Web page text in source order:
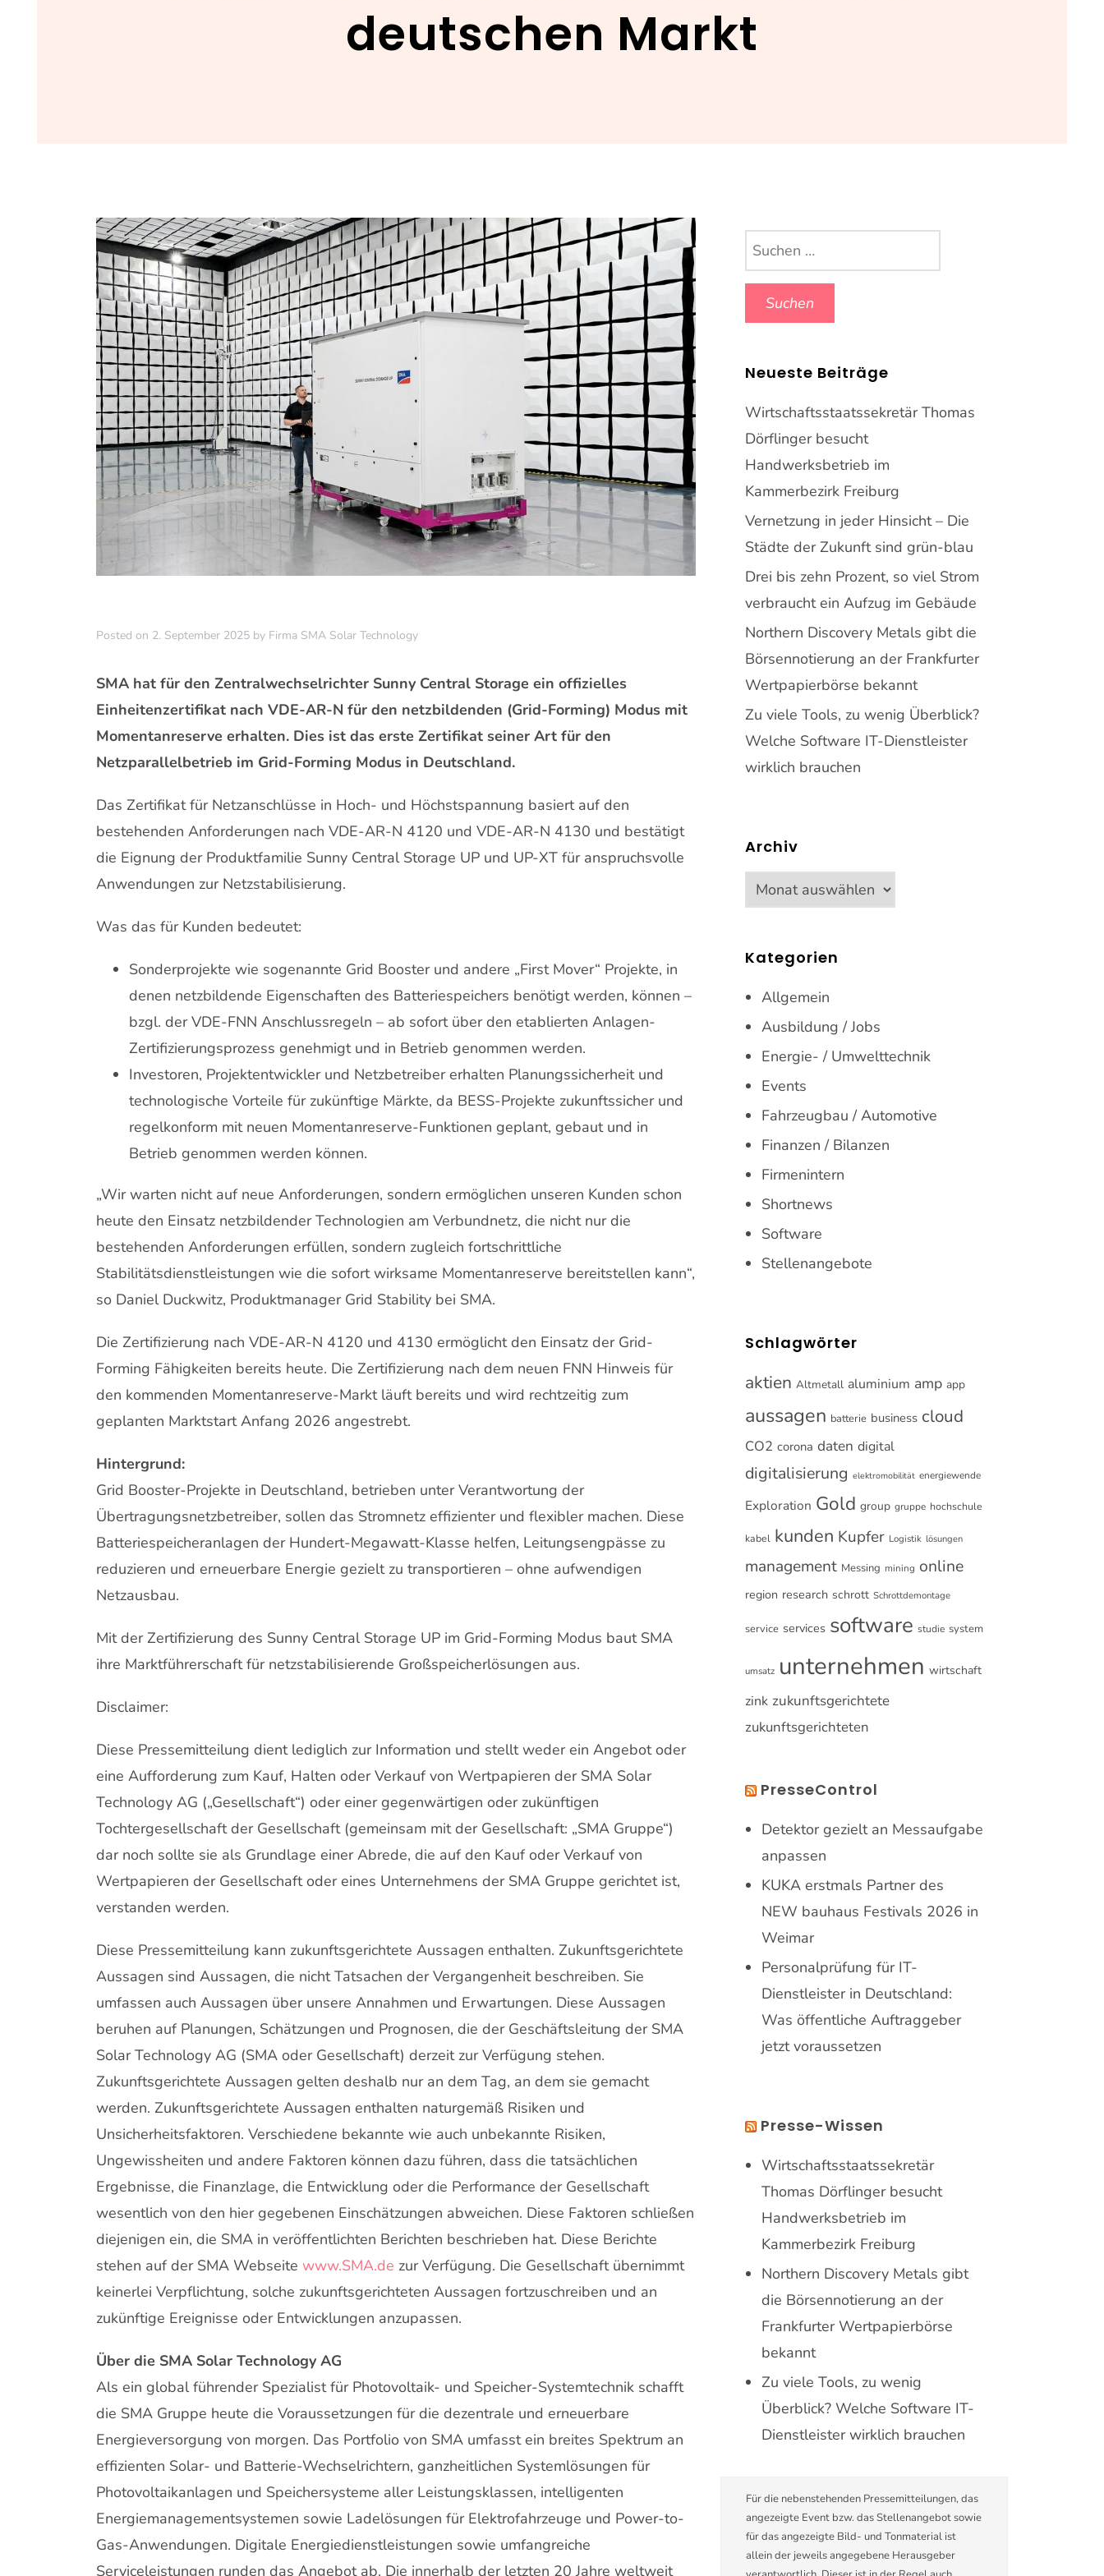
deutschen Markt
Posted on 2. September 2025 by Firma SMA Solar Technology
SMA hat für den Zentralwechselrichter Sunny Central Storage ein offizielles
Einheitenzertifikat nach VDE-AR-N für den netzbildenden (Grid-Forming) Modus mit
Momentanreserve erhalten. Dies ist das erste Zertifikat seiner Art für den
Netzparallelbetrieb im Grid-Forming Modus in Deutschland.
Das Zertifikat für Netzanschlüsse in Hoch- und Höchstspannung basiert auf den
bestehenden Anforderungen nach VDE-AR-N 4120 und VDE-AR-N 4130 und bestätigt
die Eignung der Produktfamilie Sunny Central Storage UP und UP-XT für anspruchsvolle
Anwendungen zur Netzstabilisierung.
Was das für Kunden bedeutet:
Sonderprojekte wie sogenannte Grid Booster und andere „First Mover“ Projekte, in
denen netzbildende Eigenschaften des Batteriespeichers benötigt werden, können –
bzgl. der VDE-FNN Anschlussregeln – ab sofort über den etablierten Anlagen-
Zertifizierungsprozess genehmigt und in Betrieb genommen werden.
Investoren, Projektentwickler und Netzbetreiber erhalten Planungssicherheit und
technologische Vorteile für zukünftige Märkte, da BESS-Projekte zukunftssicher und
regelkonform mit neuen Momentanreserve-Funktionen geplant, gebaut und in
Betrieb genommen werden können.
„Wir warten nicht auf neue Anforderungen, sondern ermöglichen unseren Kunden schon
heute den Einsatz netzbildender Technologien am Verbundnetz, die nicht nur die
bestehenden Anforderungen erfüllen, sondern zugleich fortschrittliche
Stabilitätsdienstleistungen wie die sofort wirksame Momentanreserve bereitstellen kann“,
so Daniel Duckwitz, Produktmanager Grid Stability bei SMA.
Die Zertifizierung nach VDE-AR-N 4120 und 4130 ermöglicht den Einsatz der Grid-
Forming Fähigkeiten bereits heute. Die Zertifizierung nach dem neuen FNN Hinweis für
den kommenden Momentanreserve-Markt läuft bereits und wird rechtzeitig zum
geplanten Marktstart Anfang 2026 angestrebt.
Hintergrund:
Grid Booster-Projekte in Deutschland, betrieben unter Verantwortung der
Übertragungsnetzbetreiber, sollen das Stromnetz effizienter und flexibler machen. Diese
Batteriespeicheranlagen der Hundert-Megawatt-Klasse helfen, Leitungsengpässe zu
reduzieren und erneuerbare Energie gezielt zu transportieren – ohne aufwendigen
Netzausbau.
Mit der Zertifizierung des Sunny Central Storage UP im Grid-Forming Modus baut SMA
ihre Marktführerschaft für netzstabilisierende Großspeicherlösungen aus.
Disclaimer:
Diese Pressemitteilung dient lediglich zur Information und stellt weder ein Angebot oder
eine Aufforderung zum Kauf, Halten oder Verkauf von Wertpapieren der SMA Solar
Technology AG („Gesellschaft“) oder einer gegenwärtigen oder zukünftigen
Tochtergesellschaft der Gesellschaft (gemeinsam mit der Gesellschaft: „SMA Gruppe“)
dar noch sollte sie als Grundlage einer Abrede, die auf den Kauf oder Verkauf von
Wertpapieren der Gesellschaft oder eines Unternehmens der SMA Gruppe gerichtet ist,
verstanden werden.
Diese Pressemitteilung kann zukunftsgerichtete Aussagen enthalten. Zukunftsgerichtete
Aussagen sind Aussagen, die nicht Tatsachen der Vergangenheit beschreiben. Sie
umfassen auch Aussagen über unsere Annahmen und Erwartungen. Diese Aussagen
beruhen auf Planungen, Schätzungen und Prognosen, die der Geschäftsleitung der SMA
Solar Technology AG (SMA oder Gesellschaft) derzeit zur Verfügung stehen.
Zukunftsgerichtete Aussagen gelten deshalb nur an dem Tag, an dem sie gemacht
werden. Zukunftsgerichtete Aussagen enthalten naturgemäß Risiken und
Unsicherheitsfaktoren. Verschiedene bekannte wie auch unbekannte Risiken,
Ungewissheiten und andere Faktoren können dazu führen, dass die tatsächlichen
Ergebnisse, die Finanzlage, die Entwicklung oder die Performance der Gesellschaft
wesentlich von den hier gegebenen Einschätzungen abweichen. Diese Faktoren schließen
diejenigen ein, die SMA in veröffentlichten Berichten beschrieben hat. Diese Berichte
stehen auf der SMA Webseite www.SMA.de zur Verfügung. Die Gesellschaft übernimmt
keinerlei Verpflichtung, solche zukunftsgerichteten Aussagen fortzuschreiben und an
zukünftige Ereignisse oder Entwicklungen anzupassen.
Über die SMA Solar Technology AG
Als ein global führender Spezialist für Photovoltaik- und Speicher-Systemtechnik schafft
die SMA Gruppe heute die Voraussetzungen für die dezentrale und erneuerbare
Energieversorgung von morgen. Das Portfolio von SMA umfasst ein breites Spektrum an
effizienten Solar- und Batterie-Wechselrichtern, ganzheitlichen Systemlösungen für
Photovoltaikanlagen und Speichersysteme aller Leistungsklassen, intelligenten
Energiemanagementsystemen sowie Ladelösungen für Elektrofahrzeuge und Power-to-
Gas-Anwendungen. Digitale Energiedienstleistungen sowie umfangreiche
Serviceleistungen runden das Angebot ab. Die innerhalb der letzten 20 Jahre weltweit
Suchen
nach:
Neueste Beiträge
Wirtschaftsstaatssekretär Thomas
Dörflinger besucht
Handwerksbetrieb im
Kammerbezirk Freiburg
Vernetzung in jeder Hinsicht – Die
Städte der Zukunft sind grün-blau
Drei bis zehn Prozent, so viel Strom
verbraucht ein Aufzug im Gebäude
Northern Discovery Metals gibt die
Börsennotierung an der Frankfurter
Wertpapierbörse bekannt
Zu viele Tools, zu wenig Überblick?
Welche Software IT-Dienstleister
wirklich brauchen
Archiv
Archiv
Kategorien
Allgemein
Ausbildung / Jobs
Energie- / Umwelttechnik
Events
Fahrzeugbau / Automotive
Finanzen / Bilanzen
Firmenintern
Shortnews
Software
Stellenangebote
Schlagwörter
aktien Altmetall aluminium amp app
aussagen batterie business cloud
CO2 corona daten digital
digitalisierung elektromobilität energiewende
Exploration Gold group gruppe hochschule
kabel kunden Kupfer Logistik lösungen
management Messing mining online
region research schrott Schrottdemontage
service services software studie system
umsatz unternehmen wirtschaft
zink zukunftsgerichtete
zukunftsgerichteten
PresseControl
Detektor gezielt an Messaufgabe
anpassen
KUKA erstmals Partner des
NEW bauhaus Festivals 2026 in
Weimar
Personalprüfung für IT-
Dienstleister in Deutschland:
Was öffentliche Auftraggeber
jetzt voraussetzen
Presse-Wissen
Wirtschaftsstaatssekretär
Thomas Dörflinger besucht
Handwerksbetrieb im
Kammerbezirk Freiburg
Northern Discovery Metals gibt
die Börsennotierung an der
Frankfurter Wertpapierbörse
bekannt
Zu viele Tools, zu wenig
Überblick? Welche Software IT-
Dienstleister wirklich brauchen
Für die nebenstehenden Pressemitteilungen, das
angezeigte Event bzw. das Stellenangebot sowie
für das angezeigte Bild- und Tonmaterial ist
allein der jeweils angegebene Herausgeber